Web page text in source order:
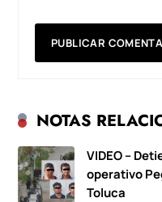
NOTAS
VIDEO –
operativo
Toluca